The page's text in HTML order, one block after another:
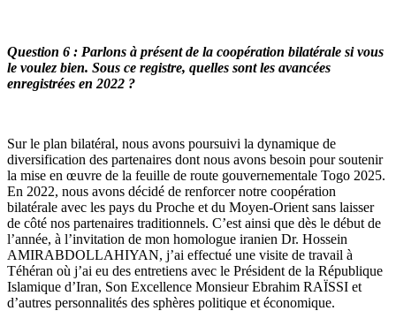
Question 6 : Parlons à présent de la coopération bilatérale si vous
le voulez bien. Sous ce registre, quelles sont les avancées
enregistrées en 2022 ?
Sur le plan bilatéral, nous avons poursuivi la dynamique de
diversification des partenaires dont nous avons besoin pour soutenir
la mise en œuvre de la feuille de route gouvernementale Togo 2025.
En 2022, nous avons décidé de renforcer notre coopération
bilatérale avec les pays du Proche et du Moyen-Orient sans laisser
de côté nos partenaires traditionnels. C’est ainsi que dès le début de
l’année, à l’invitation de mon homologue iranien Dr. Hossein
AMIRABDOLLAHIYAN, j’ai effectué une visite de travail à
Téhéran où j’ai eu des entretiens avec le Président de la République
Islamique d’Iran, Son Excellence Monsieur Ebrahim RAÏSSI et
d’autres personnalités des sphères politique et économique.